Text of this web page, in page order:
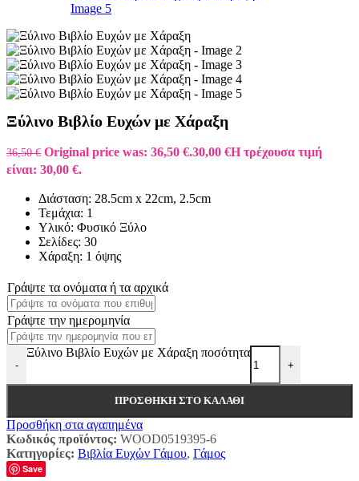
Ξύλινο Βιβλίο Ευχών με Χάραξη
36,50€ Original price was: 36,50 €.30,00 €Η τρέχουσα τιμή
είναι: 30,00 €.
Διάσταση: 28.5cm x 22cm, 2.5cm
Τεμάχια: 1
Υλικό: Φυσικό Ξύλο
Σελίδες: 30
Χάραξη: 1 όψης
Γράψτε τα ονόματα ή τα αρχικά
Γράψτε την ημερομηνία
-
Ξύλινο Βιβλίο Ευχών με Χάραξη ποσότητα
+
ΠΡΟΣΘΉΚΗ ΣΤΟ ΚΑΛΆΘΙ
Προσθήκη στα αγαπημένα
Κωδικός προϊόντος: WOOD0519395-6
Κατηγορίες: Βιβλία Ευχών Γάμου, Γάμος
Save